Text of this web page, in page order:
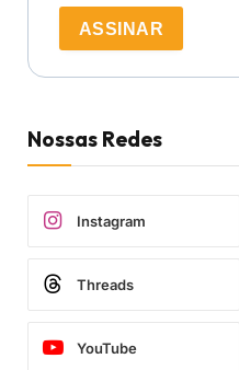
ASSINAR
Nossas Redes
Instagram
Threads
YouTube